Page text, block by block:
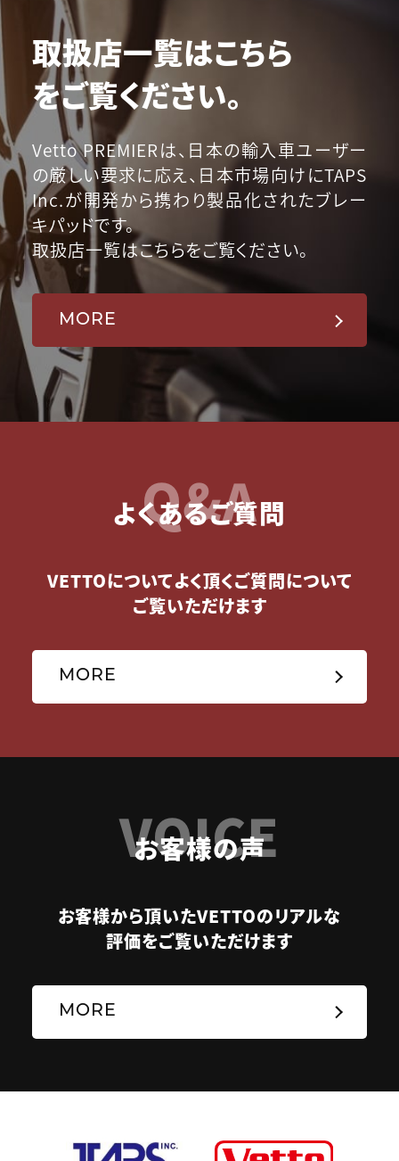
取扱店一覧はこちら
をご覧ください。
Vetto PREMIERは、日本の輸入車ユーザー
の厳しい要求に応え、日本市場向けにTAPS
Inc.が開発から携わり製品化されたブレー
キパッドです。
取扱店一覧はこちらをご覧ください。
MORE
Q&A
よくあるご質問
VETTOについてよく頂くご質問について
ご覧いただけます
MORE
VOICE
お客様の声
お客様から頂いたVETTOのリアルな
評価をご覧いただけます
MORE